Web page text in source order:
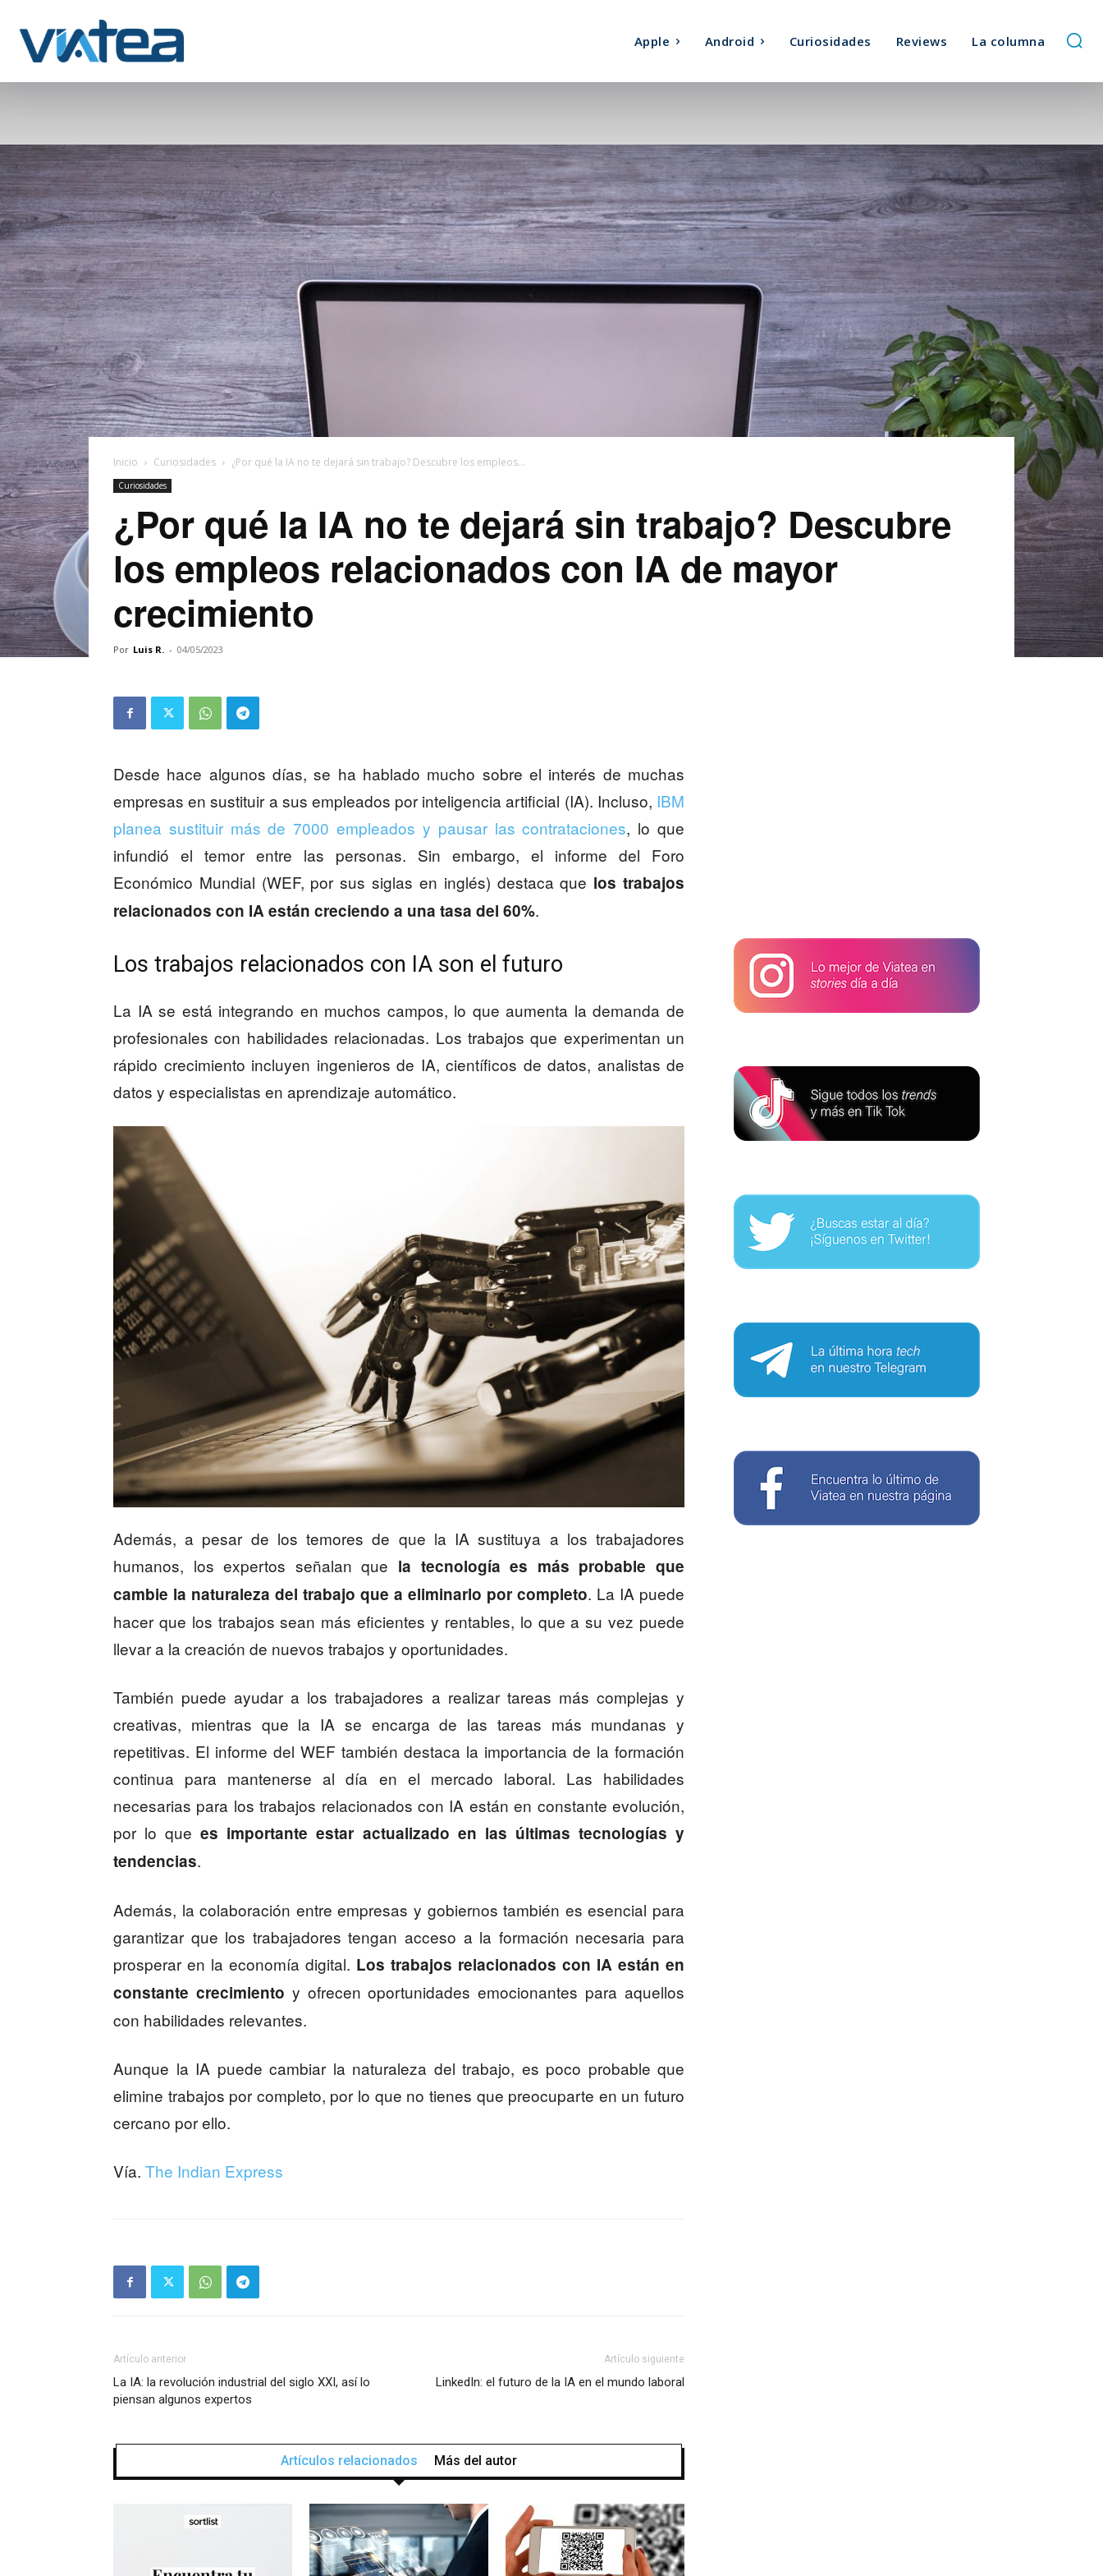
Apple Android Curiosidades Reviews La columna
Inicio Curiosidades ¿Por qué la IA no te dejará sin trabajo? Descubre los empleos...
Curiosidades
¿Por qué la IA no te dejará sin trabajo? Descubre
los empleos relacionados con IA de mayor
crecimiento
Por Luis R. - 04/05/2023
Desde hace algunos días, se ha hablado mucho sobre el interés de muchas
empresas en sustituir a sus empleados por inteligencia artificial (IA). Incluso, IBM
planea sustituir más de 7000 empleados y pausar las contrataciones, lo que
infundió el temor entre las personas. Sin embargo, el informe del Foro
Económico Mundial (WEF, por sus siglas en inglés) destaca que los trabajos
relacionados con IA están creciendo a una tasa del 60%.
Los trabajos relacionados con IA son el futuro
La IA se está integrando en muchos campos, lo que aumenta la demanda de
profesionales con habilidades relacionadas. Los trabajos que experimentan un
rápido crecimiento incluyen ingenieros de IA, científicos de datos, analistas de
datos y especialistas en aprendizaje automático.
Además, a pesar de los temores de que la IA sustituya a los trabajadores
humanos, los expertos señalan que la tecnología es más probable que
cambie la naturaleza del trabajo que a eliminarlo por completo. La IA puede
hacer que los trabajos sean más eficientes y rentables, lo que a su vez puede
llevar a la creación de nuevos trabajos y oportunidades.
También puede ayudar a los trabajadores a realizar tareas más complejas y
creativas, mientras que la IA se encarga de las tareas más mundanas y
repetitivas. El informe del WEF también destaca la importancia de la formación
continua para mantenerse al día en el mercado laboral. Las habilidades
necesarias para los trabajos relacionados con IA están en constante evolución,
por lo quees importante estar actualizado en las últimas tecnologías y
tendencias.
Además, la colaboración entre empresas y gobiernos también es esencial para
garantizar que los trabajadores tengan acceso a la formación necesaria para
prosperar en la economía digital. Los trabajos relacionados con IA están en
constante crecimiento y ofrecen oportunidades emocionantes para aquellos
con habilidades relevantes.
Aunque la IA puede cambiar la naturaleza del trabajo, es poco probable que
elimine trabajos por completo, por lo que no tienes que preocuparte en un futuro
cercano por ello.
Vía. The Indian Express
Artículo anterior
La IA: la revolución industrial del siglo XXI, así lo
piensan algunos expertos
Artículo siguiente
LinkedIn: el futuro de la IA en el mundo laboral
Artículos relacionados Más del autor